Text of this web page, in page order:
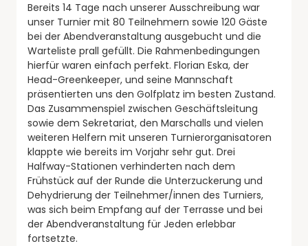
Bereits 14 Tage nach unserer Ausschreibung war
unser Turnier mit 80 Teilnehmern sowie 120 Gäste
bei der Abendveranstaltung ausgebucht und die
Warteliste prall gefüllt. Die Rahmenbedingungen
hierfür waren einfach perfekt. Florian Eska, der
Head-Greenkeeper, und seine Mannschaft
präsentierten uns den Golfplatz im besten Zustand.
Das Zusammenspiel zwischen Geschäftsleitung
sowie dem Sekretariat, den Marschalls und vielen
weiteren Helfern mit unseren Turnierorganisatoren
klappte wie bereits im Vorjahr sehr gut. Drei
Halfway-Stationen verhinderten nach dem
Frühstück auf der Runde die Unterzuckerung und
Dehydrierung der Teilnehmer/innen des Turniers,
was sich beim Empfang auf der Terrasse und bei
der Abendveranstaltung für Jeden erlebbar
fortsetzte.